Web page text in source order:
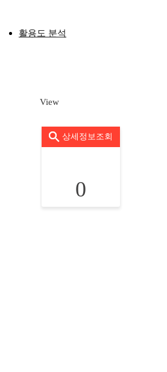
활용도 분석
View
상세정보조회
0